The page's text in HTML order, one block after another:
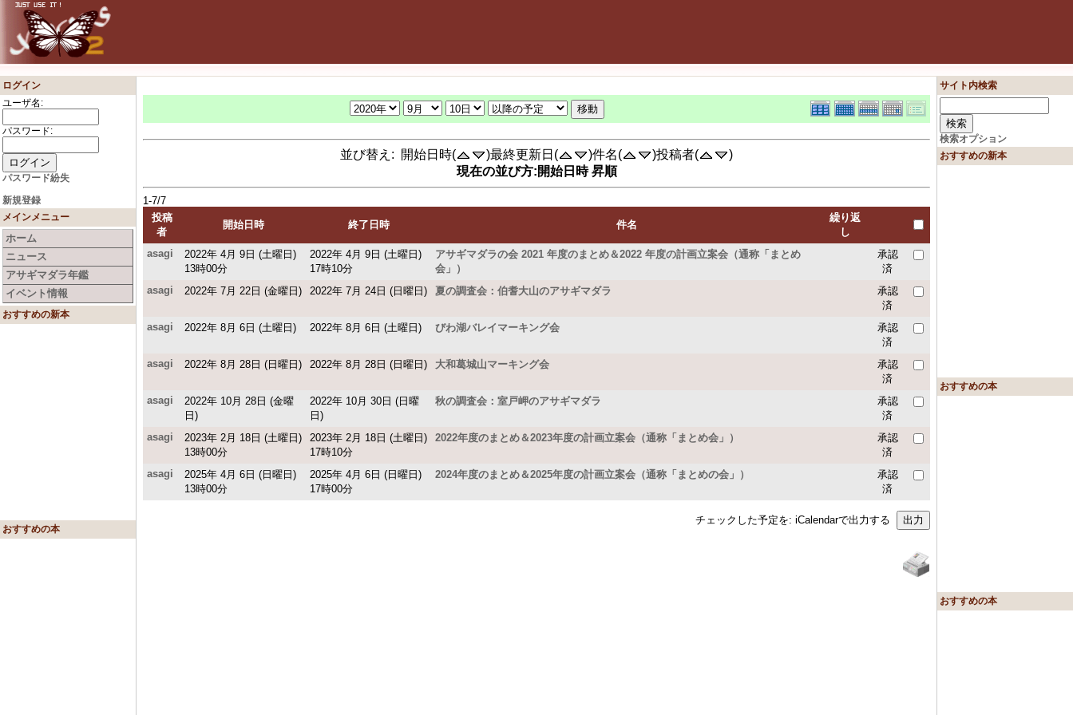
ログイン
ユーザ名:
パスワード:
パスワード紛失
新規登録
メインメニュー
ホーム
ニュース
アサギマダラ年鑑
イベント情報
おすすめの新本
おすすめの本
並び替え: 開始日時( )最終更新日( )件名( )投稿者(
)
現在の並び方:開始日時 昇順
1-7/7
投稿
者
開始日時 終了日時 件名
繰り返
し
asagi
2022年 4月 9日 (土曜日)
13時00分
2022年 4月 9日 (土曜日)
17時10分
アサギマダラの会 2021 年度のまとめ＆2022 年度の計画立案会（通称「まとめ
会」）
承認
済
asagi
2022年 7月 22日 (金曜日) 2022年 7月 24日 (日曜日) 夏の調査会：伯耆大山のアサギマダラ
承認
済
asagi
2022年 8月 6日 (土曜日) 2022年 8月 6日 (土曜日) びわ湖バレイマーキング会
承認
済
asagi
2022年 8月 28日 (日曜日) 2022年 8月 28日 (日曜日) 大和葛城山マーキング会
承認
済
asagi
2022年 10月 28日 (金曜
日)
2022年 10月 30日 (日曜
日)
秋の調査会：室戸岬のアサギマダラ
承認
済
asagi
2023年 2月 18日 (土曜日)
13時00分
2023年 2月 18日 (土曜日)
17時10分
2022年度のまとめ＆2023年度の計画立案会（通称「まとめ会」）
承認
済
asagi
2025年 4月 6日 (日曜日)
13時00分
2025年 4月 6日 (日曜日)
17時00分
2024年度のまとめ＆2025年度の計画立案会（通称「まとめの会」）
承認
済
チェックした予定を: iCalendarで出力する
サイト内検索
検索オプション
おすすめの新本
おすすめの本
おすすめの本